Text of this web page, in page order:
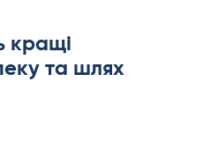
кращі
та шлях